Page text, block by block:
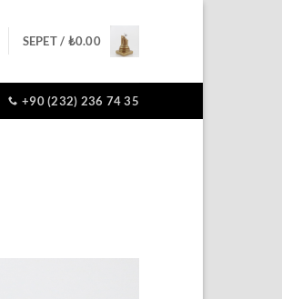
SEPET / ₺0.00
+90 (232) 236 74 35